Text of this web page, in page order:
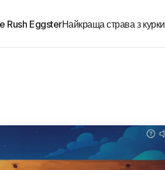
Rush EggsterНайкраща страва з курки